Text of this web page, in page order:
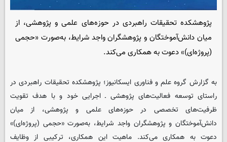
پژوهشکده تحقیقات راهبردی در حوزه‌های علمی و پژوهشی، از
میان دانش‌آموختگان و پژوهشگران واجد شرایط، به‌صورت «حجمی
(پروژه‌ای)» دعوت به همکاری می‌کند.
به گزارش گروه علم و فناوری ایسکانیوز؛ پژوهشکده تحقیقات راهبردی در
راستای توسعه فعالیت‌های پژوهشی ـ اجرایی خود و با هدف تقویت
ظرفیت‌های تخصصی در حوزه‌های علمی و پژوهشی، از میان
دانش‌آموختگان و پژوهشگران واجد شرایط، به‌صورت «حجمی (پروژه‌ای)»
دعوت به همکاری می‌کند. ماهیت این همکاری، ترکیبی از وظایف